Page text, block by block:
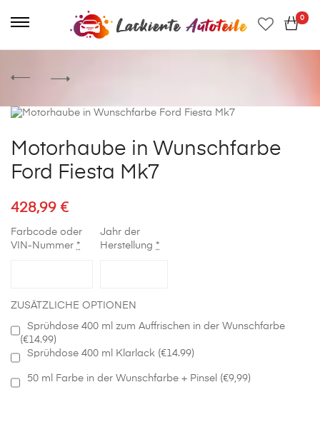
0
Motorhaube in Wunschfarbe
Ford Fiesta Mk7
428,99 €
Farbcode oder
VIN-Nummer *
Jahr der
Herstellung *
ZUSÄTZLICHE OPTIONEN
Sprühdose 400 ml zum Auffrischen in der Wunschfarbe
(€14.99)
Sprühdose 400 ml Klarlack (€14.99)
50 ml Farbe in der Wunschfarbe + Pinsel (€9,99)